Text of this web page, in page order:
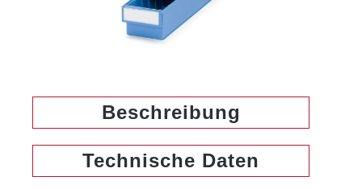
Beschreibung
Technische Daten